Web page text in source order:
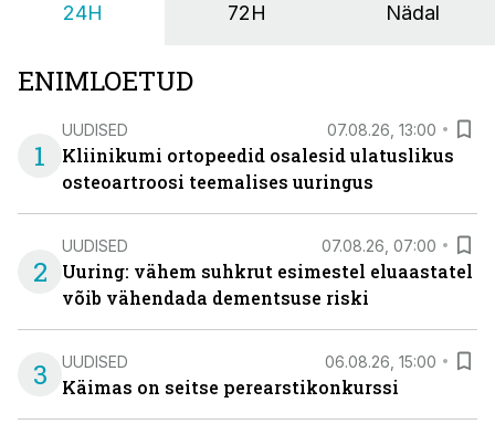
24H 72H Nädal
ENIMLOETUD
1
UUDISED 07.08.26, 13:00
Kliinikumi ortopeedid osalesid ulatuslikus
osteoartroosi teemalises uuringus
2
UUDISED 07.08.26, 07:00
Uuring: vähem suhkrut esimestel eluaastatel
võib vähendada dementsuse riski
3 UUDISED 06.08.26, 15:00
Käimas on seitse perearstikonkurssi